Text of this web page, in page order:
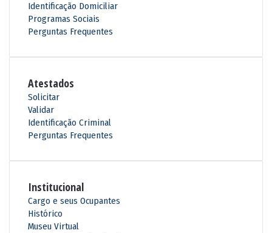
Identificação Domiciliar
Programas Sociais
Perguntas Frequentes
Atestados
Solicitar
Validar
Identificação Criminal
Perguntas Frequentes
Institucional
Cargo e seus Ocupantes
Histórico
Museu Virtual